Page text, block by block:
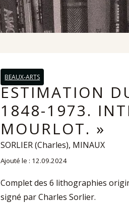
BEAUX-ARTS
ESTIMATION
1848-1973.
MOURLOT. »
SORLIER (Charles), MINAUX
Ajouté le : 12.09.2024
Complet des 6 lithographies
signé par Charles Sorlier.